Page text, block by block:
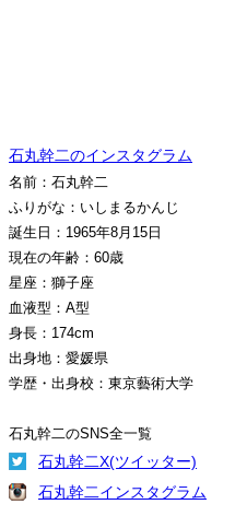
石丸幹二のインスタグラム
名前：石丸幹二
ふりがな：いしまるかんじ
誕生日：1965年8月15日
現在の年齢：60歳
星座：獅子座
血液型：A型
身長：174cm
出身地：愛媛県
学歴・出身校：東京藝術大学
石丸幹二のSNS全一覧
石丸幹二X(ツイッター)
石丸幹二インスタグラム